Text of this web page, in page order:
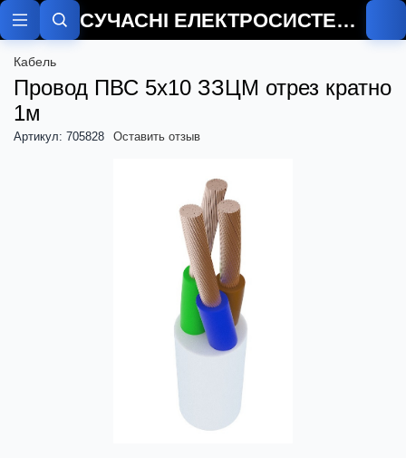
СУЧАСНІ ЕЛЕКТРОСИСТЕМИ
Кабель
Провод ПВС 5х10 ЗЗЦМ отрез кратно
1м
Артикул: 705828 Оставить отзыв